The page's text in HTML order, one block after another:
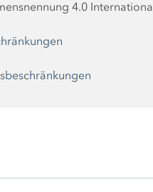
4.0 International